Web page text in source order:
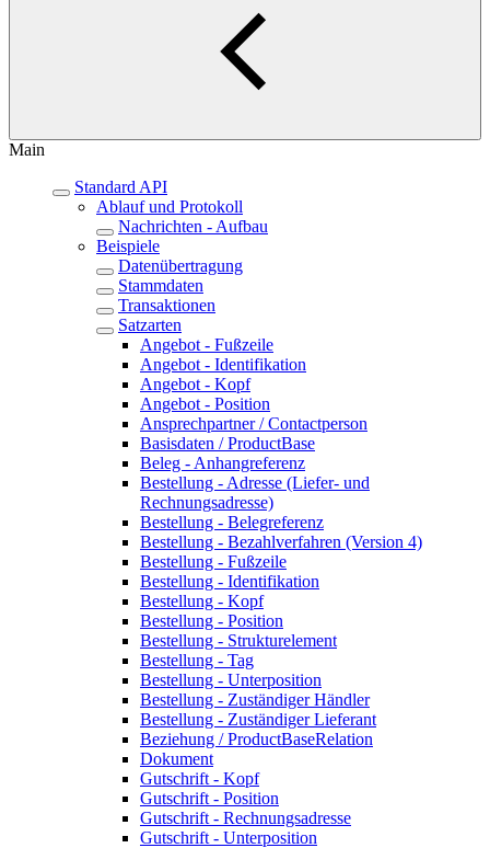
Main
Standard API
Ablauf und Protokoll
Nachrichten - Aufbau
Beispiele
Datenübertragung
Stammdaten
Transaktionen
Satzarten
Angebot - Fußzeile
Angebot - Identifikation
Angebot - Kopf
Angebot - Position
Ansprechpartner / Contactperson
Basisdaten / ProductBase
Beleg - Anhangreferenz
Bestellung - Adresse (Liefer- und
Rechnungsadresse)
Bestellung - Belegreferenz
Bestellung - Bezahlverfahren (Version 4)
Bestellung - Fußzeile
Bestellung - Identifikation
Bestellung - Kopf
Bestellung - Position
Bestellung - Strukturelement
Bestellung - Tag
Bestellung - Unterposition
Bestellung - Zuständiger Händler
Bestellung - Zuständiger Lieferant
Beziehung / ProductBaseRelation
Dokument
Gutschrift - Kopf
Gutschrift - Position
Gutschrift - Rechnungsadresse
Gutschrift - Unterposition